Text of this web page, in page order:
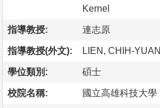
Kernel
指導教授: 連志原
指導教授(外文): LIEN, CHIH-YUAN
學位類別: 碩士
校院名稱: 國立高雄科技大學